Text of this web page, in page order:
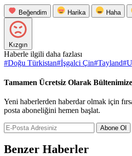
Beğendim Harika Haha
Kızgın
Haberle ilgili daha fazlası
#Doğu Türkistan#İşgalci Çin#Tayland#
Tamamen Ücretsiz Olarak
Yeni haberlerden haberdar olmak için
posta aboneliğini hemen başlat.
Abone Ol
Benzer Haberler